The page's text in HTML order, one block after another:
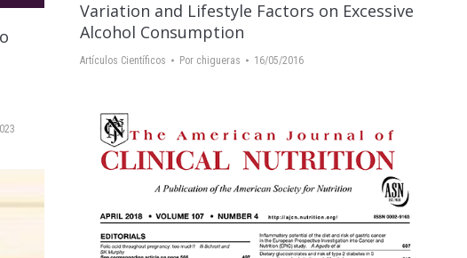
Variation and Lifestyle Factors on Excessive
Alcohol Consumption
Artículos Científicos Por chigueras 16/05/2016